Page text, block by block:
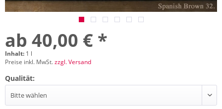
ab 40,00 € *
Inhalt: 1 l
Preise inkl. MwSt.zzgl. Versand
Qualität: